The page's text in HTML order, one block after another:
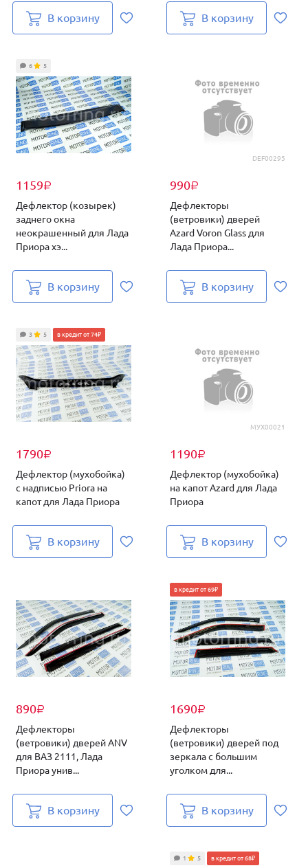
В корзину В корзину
1159₽
6 5
Дефлектор (козырек)
заднего окна
неокрашенный для Лада
Приора хэ...
В корзину
DEF00295
990₽
Дефлекторы
(ветровики) дверей
Azard Voron Glass для
Лада Приора...
В корзину
1790₽
3 5 в кредит от 74₽
Дефлектор (мухобойка)
с надписью Priora на
капот для Лада Приора
В корзину
МУХ00021
1190₽
Дефлектор (мухобойка)
на капот Azard для Лада
Приора
В корзину
890₽
Дефлекторы
(ветровики) дверей ANV
для ВАЗ 2111, Лада
Приора унив...
В корзину
1690₽
в кредит от 69₽
Дефлекторы
(ветровики) дверей под
зеркала с большим
уголком для...
В корзину
1 5 в кредит от 68₽